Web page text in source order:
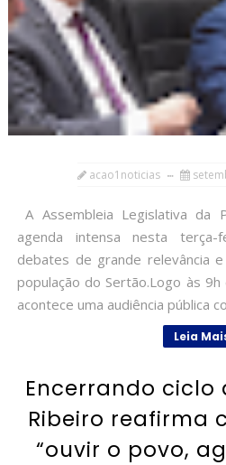
acao1noticias
A Assembleia Legislativa da
agenda intensa nesta
debates de grande relevância
população do Sertão.Logo às 9h
acontece uma audiência pública
Leia
Encerrando ciclo
Ribeiro reafirma
“ouvir o povo,